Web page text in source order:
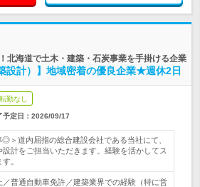
北海道で土木・建築・石炭事業を手掛ける企業
設計）】地域密着の優良企業★週休2日
転勤なし
予定日： 2026/09/17
◎＞道内屈指の総合建設会社である当社にて、
計をご担当いただきます。経験を活かしてス
。
／普通自動車免許／建築業界での経験（特に営